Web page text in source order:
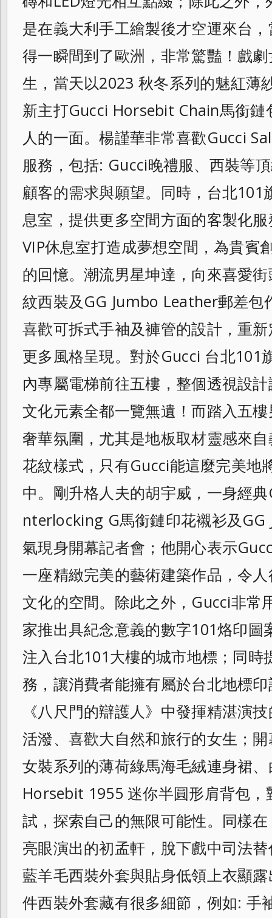
是在義大利手工繪製後才空運來台
得一瞬間到了歐洲，非常驚豔！戲
生，當天以2023 秋冬系列的魅紅薄
新主打Gucci Horsebit Chain馬銜鏈
人的一面。楊謹華非常喜歡Gucci
服務，包括: Gucci晚禮服、西裝等
顧客的需求與願望。同時，台北101
息室，提供更多空間方面的客製化
VIP休息室打造成夢想空間，為貴賓
的回憶。潮流男星坤達，向來喜愛
紋西裝及GG Jumbo Leather郵差包
喜歡可拆式手袖及褲管的設計，重
更多風格呈現。對於Gucci 台北101
內專屬電梯前往五樓，整個透視設
文化元素全都一覽無遺！而踏入五
奢華氛圍，尤其是地板取材靈感來
花紋樣式，只有Gucci能這麼完美地
中。剛升格人夫的胡宇威，一身經
nterlocking G馬銜鏈印花襯衫及
氣現身開幕記者會；他開心表示
一座精緻完美的藝術建築作品，令
文化的空間。除此之外，Gucci非常
家推出具紀念意義的數字101烙印圖
注入台北101大樓的城市地標；同時
務，讓消費者能擁有屬於台北地標
《八尺門的辯護人》中發揮精湛演
活潑、喜歡大自然和旅行的女生；
女裝系列的薄荷綠馬海毛絨連身裙
Horsebit 1955 迷你半圓形肩背包，
試，探索自己的無限可能性。同樣
亮眼演出的初孟軒， 脫下戲中司法
藍羊毛西裝外套與貼身低領 上衣顯
件西裝外套藏有很多細節，例如: 手